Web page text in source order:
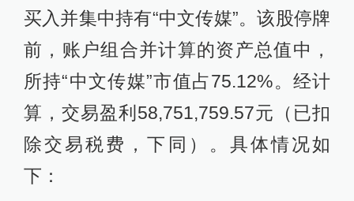
买入并集中持有“中文传媒”。该股停牌
前，账户组合并计算的资产总值中，
所持“中文传媒”市值占75.12%。经计
算，交易盈利58,751,759.57元（已扣
除交易税费，下同）。具体情况如
下：